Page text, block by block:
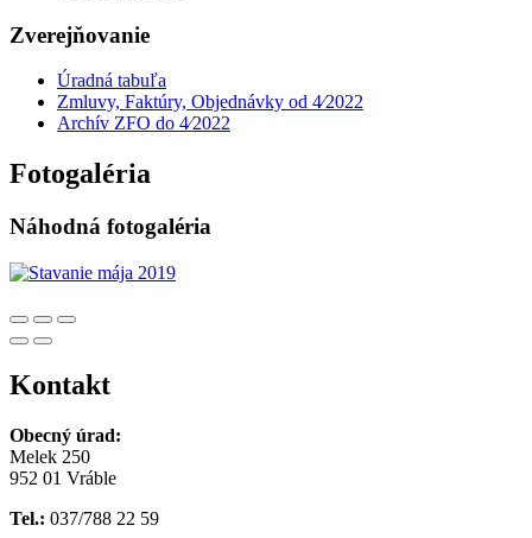
Zverejňovanie
Úradná tabuľa
Zmluvy, Faktúry, Objednávky od 4⁄2022
Archív ZFO do 4⁄2022
Fotogaléria
Náhodná fotogaléria
Kontakt
Obecný úrad:
Melek 250
952 01 Vráble
Tel.: 037/788 22 59